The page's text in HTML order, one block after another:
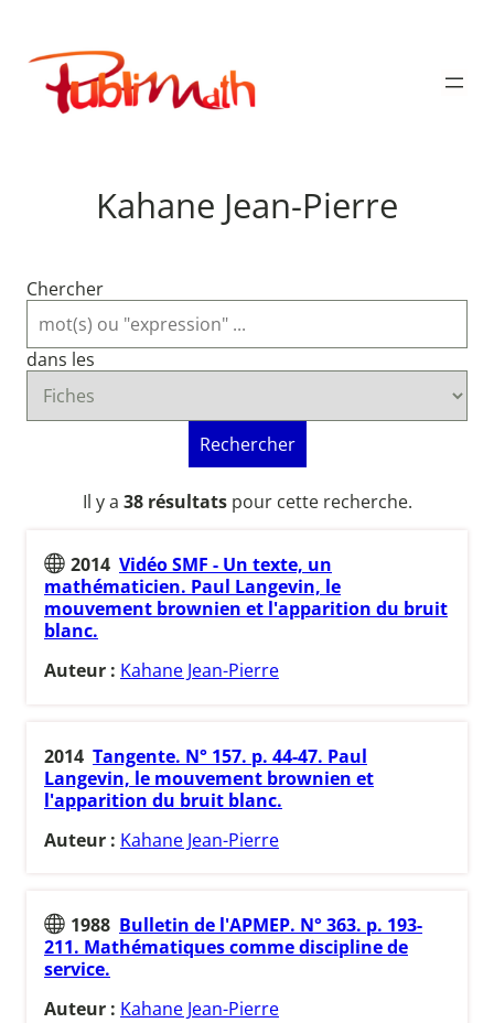
contenu
Publimath
Kahane Jean-Pierre
Chercher
dans les
Rechercher
Il y a 38 résultatspour cette recherche.
2014 Vidéo SMF - Un texte, un
mathématicien. Paul Langevin, le
mouvement brownien et l'apparition du bruit
blanc.
Auteur : Kahane Jean-Pierre
2014 Tangente. N° 157. p. 44-47. Paul
Langevin, le mouvement brownien et
l'apparition du bruit blanc.
Auteur : Kahane Jean-Pierre
1988 Bulletin de l'APMEP. N° 363. p. 193-
211. Mathématiques comme discipline de
service.
Auteur : Kahane Jean-Pierre